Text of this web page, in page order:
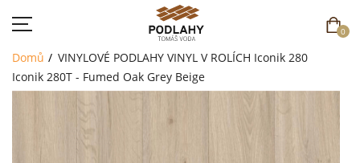
0
Domů VINYLOVÉ PODLAHY VINYL V ROLÍCH Iconik 280
Iconik 280T - Fumed Oak Grey Beige